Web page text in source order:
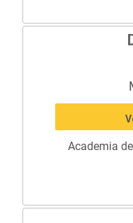
Academia